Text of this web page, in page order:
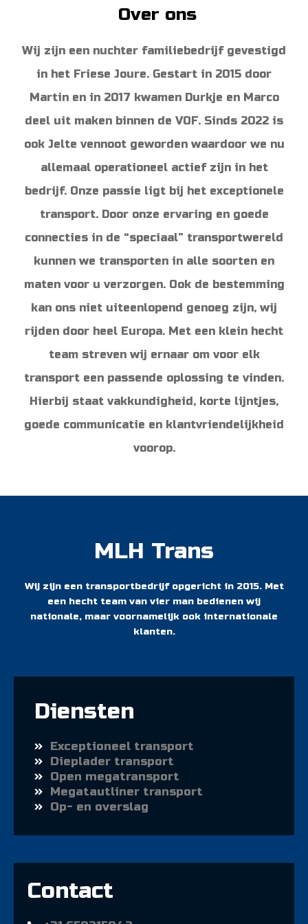
Over ons
Wij zijn een nuchter familiebedrijf gevestigd
in het Friese Joure. Gestart in 2015 door
Martin en in 2017 kwamen Durkje en Marco
deel uit maken binnen de VOF. Sinds 2022 is
ook Jelte vennoot geworden waardoor we nu
allemaal operationeel actief zijn in het
bedrijf. Onze passie ligt bij het exceptionele
transport. Door onze ervaring en goede
connecties in de “speciaal” transportwereld
kunnen we transporten in alle soorten en
maten voor u verzorgen. Ook de bestemming
kan ons niet uiteenlopend genoeg zijn, wij
rijden door heel Europa. Met een klein hecht
team streven wij ernaar om voor elk
transport een passende oplossing te vinden.
Hierbij staat vakkundigheid, korte lijntjes,
goede communicatie en klantvriendelijkheid
voorop.
MLH Trans
Wij zijn een transportbedrijf opgericht in 2015. Met
een hecht team van vier man bedienen wij
nationale, maar voornamelijk ook internationale
klanten.
Diensten
Exceptioneel transport
Dieplader transport
Open megatransport
Megatautliner transport
Op- en overslag
Contact